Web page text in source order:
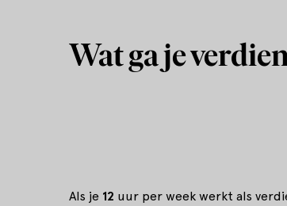
Wat ga je
Als je 12 uur per week werkt als